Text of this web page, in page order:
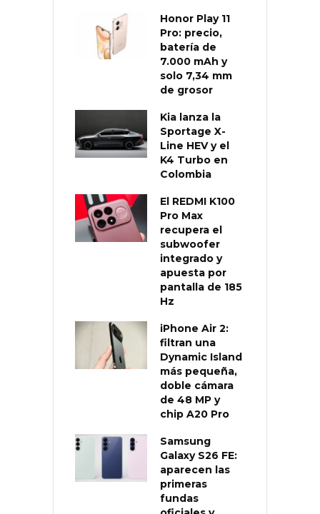
Honor Play 11
Pro: precio,
batería de
7.000 mAh y
solo 7,34 mm
de grosor
Kia lanza la
Sportage X-
Line HEV y el
K4 Turbo en
Colombia
El REDMI K100
Pro Max
recupera el
subwoofer
integrado y
apuesta por
pantalla de 185
Hz
iPhone Air 2:
filtran una
Dynamic Island
más pequeña,
doble cámara
de 48 MP y
chip A20 Pro
Samsung
Galaxy S26 FE:
aparecen las
primeras
fundas